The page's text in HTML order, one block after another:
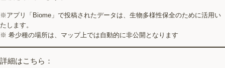
※アプリ「Biome」で投稿されたデータは、生物多様性保全のために活用い
たします。
※ 希少種の場所は、マップ上では自動的に非公開となります
詳細はこちら：